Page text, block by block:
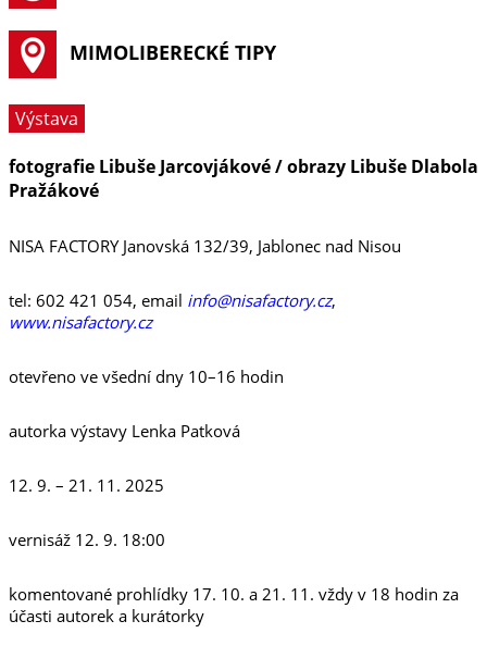
MIMOLIBERECKÉ TIPY
Výstava
fotografie Libuše Jarcovjákové / obrazy Libuše Dlabola
Pražákové
NISA FACTORY Janovská 132/39, Jablonec nad Nisou
tel: 602 421 054, email info@nisafactory.cz,
www.nisafactory.cz
otevřeno ve všední dny 10–16 hodin
autorka výstavy Lenka Patková
12. 9. – 21. 11. 2025
vernisáž 12. 9. 18:00
komentované prohlídky 17. 10. a 21. 11. vždy v 18 hodin za
účasti autorek a kurátorky